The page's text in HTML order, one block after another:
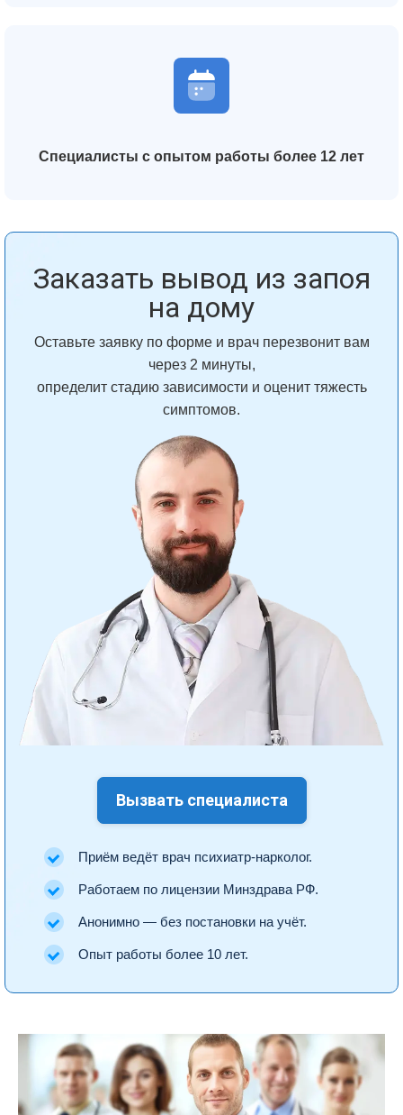
Специалисты с опытом работы более 12 лет
Заказать вывод из запоя
на дому
Оставьте заявку по форме и врач перезвонит вам
через 2 минуты,
определит стадию зависимости и оценит тяжесть
симптомов.
Вызвать специалиста
Приём ведёт врач психиатр-нарколог.
Работаем по лицензии Минздрава РФ.
Анонимно — без постановки на учёт.
Опыт работы более 10 лет.